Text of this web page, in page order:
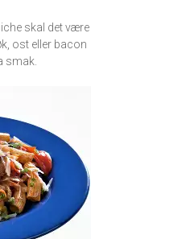
skal det være
ost eller bacon
smak.